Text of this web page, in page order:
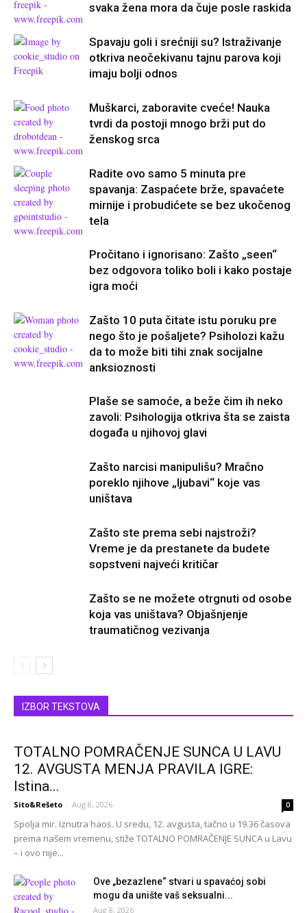
svaka žena mora da čuje posle raskida
Spavaju goli i srećniji su? Istraživanje
otkriva neočekivanu tajnu parova koji
imaju bolji odnos
Muškarci, zaboravite cveće! Nauka
tvrdi da postoji mnogo brži put do
ženskog srca
Radite ovo samo 5 minuta pre
spavanja: Zaspaćete brže, spavaćete
mirnije i probudićete se bez ukočenog
tela
Pročitano i ignorisano: Zašto „seen“
bez odgovora toliko boli i kako postaje
igra moći
Zašto 10 puta čitate istu poruku pre
nego što je pošaljete? Psiholozi kažu
da to može biti tihi znak socijalne
anksioznosti
Plaše se samoće, a beže čim ih neko
zavoli: Psihologija otkriva šta se zaista
događa u njihovoj glavi
Zašto narcisi manipulišu? Mračno
poreklo njihove „ljubavi“ koje vas
uništava
Zašto ste prema sebi najstroži?
Vreme je da prestanete da budete
sopstveni najveći kritičar
Zašto se ne možete otrgnuti od osobe
koja vas uništava? Objašnjenje
traumatičnog vezivanja
IZBOR TEKSTOVA
TOTALNO POMRAČENJE SUNCA U LAVU
12. AVGUSTA MENJA PRAVILA IGRE:
Istina...
Sito&Rešeto - Aug 8, 2026 0
Spolja mir. Iznutra haos. U sredu, 12. avgusta, tačno u 19.36 časova
prema našem vremenu, stiže TOTALNO POMRAČENJE SUNCA u Lavu
– i ovo nije...
Ove „bezazlene“ stvari u spavaćoj sobi
mogu da unište vaš seksualni...
Aug 8, 2026